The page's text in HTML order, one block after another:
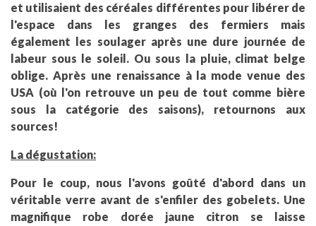
et utilisaient des céréales différentes pour libérer de
l'espace dans les granges des fermiers mais
également les soulager après une dure journée de
labeur sous le soleil. Ou sous la pluie, climat belge
oblige. Après une renaissance à la mode venue des
USA (où l'on retrouve un peu de tout comme bière
sous la catégorie des saisons), retournons aux
sources!
La dégustation:
Pour le coup, nous l'avons goûté d'abord dans un
véritable verre avant de s'enfiler des gobelets. Une
magnifique robe dorée jaune citron se laisse